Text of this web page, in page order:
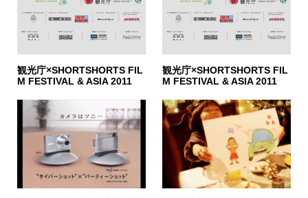
観光庁×SHORTSHORTS FIL
M FESTIVAL & ASIA 2011
観光庁×SHORTSHORTS FIL
M FESTIVAL & ASIA 2011